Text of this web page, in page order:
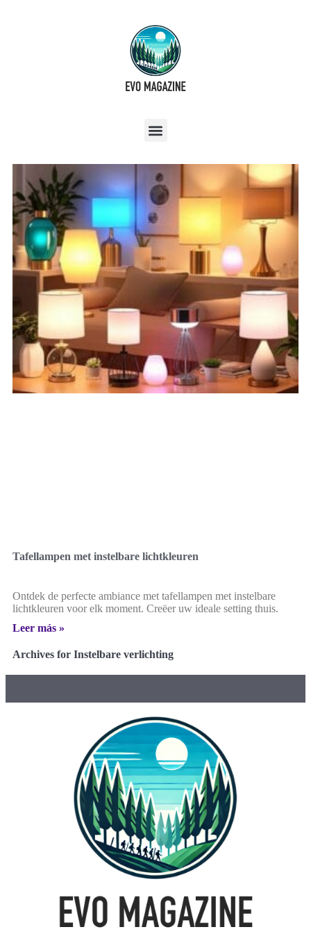
Tafellampen met instelbare lichtkleuren
Ontdek de perfecte ambiance met tafellampen met instelbare
lichtkleuren voor elk moment. Creëer uw ideale setting thuis.
Leer más »
Archives for Instelbare verlichting